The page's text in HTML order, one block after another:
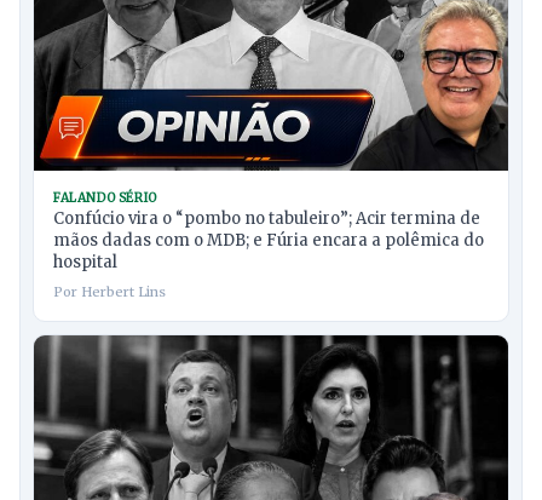
FALANDO SÉRIO
Confúcio vira o “pombo no tabuleiro”; Acir termina de
mãos dadas com o MDB; e Fúria encara a polêmica do
hospital
Por Herbert Lins